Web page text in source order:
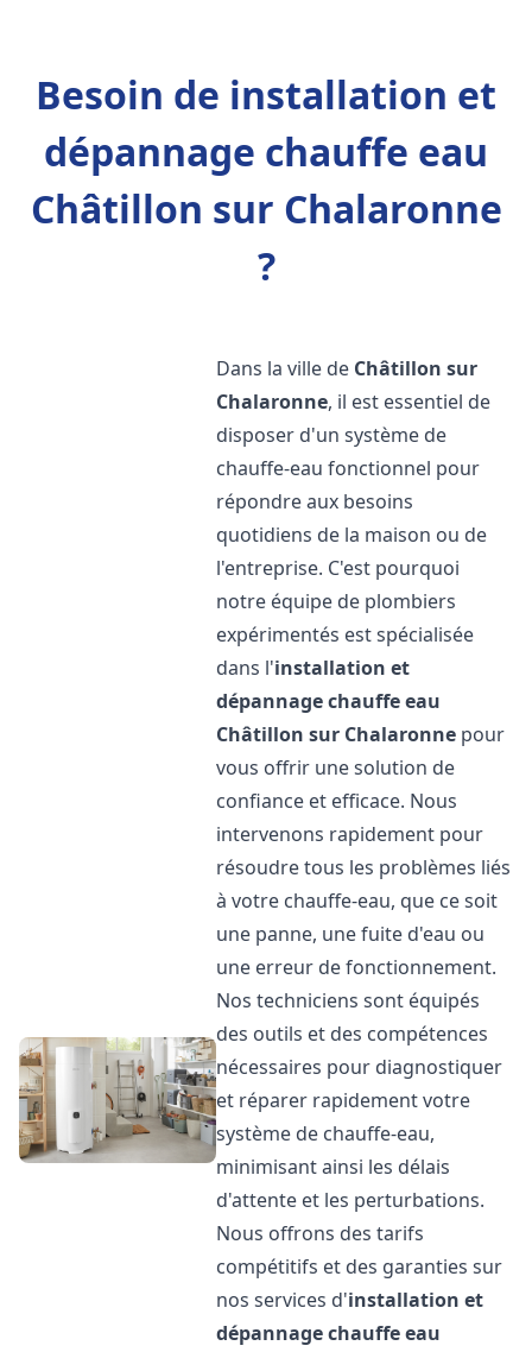
Besoin de installation et
dépannage chauffe eau
Châtillon sur Chalaronne
?
Dans la ville de Châtillon sur
Chalaronne, il est essentiel de
disposer d'un système de
chauffe-eau fonctionnel pour
répondre aux besoins
quotidiens de la maison ou de
l'entreprise. C'est pourquoi
notre équipe de plombiers
expérimentés est spécialisée
dans l'installation et
dépannage chauffe eau
Châtillon sur Chalaronne pour
vous offrir une solution de
confiance et efficace. Nous
intervenons rapidement pour
résoudre tous les problèmes liés
à votre chauffe-eau, que ce soit
une panne, une fuite d'eau ou
une erreur de fonctionnement.
Nos techniciens sont équipés
des outils et des compétences
nécessaires pour diagnostiquer
et réparer rapidement votre
système de chauffe-eau,
minimisant ainsi les délais
d'attente et les perturbations.
Nous offrons des tarifs
compétitifs et des garanties sur
nos services d'installation et
dépannage chauffe eau